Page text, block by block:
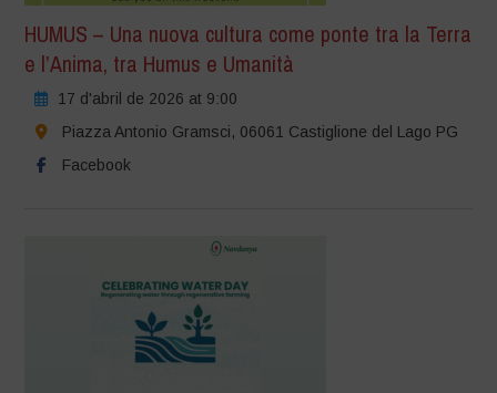
HUMUS – Una nuova cultura come ponte tra la Terra
e l’Anima, tra Humus e Umanità
17 d'abril de 2026 at 9:00
Piazza Antonio Gramsci, 06061 Castiglione del Lago PG
Facebook